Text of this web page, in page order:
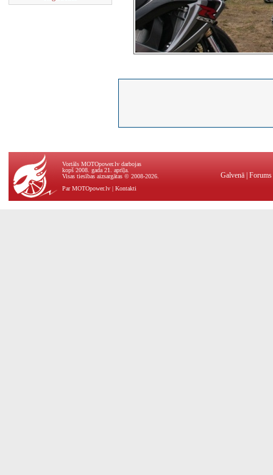
Vortāls MOTOpower.lv darbojas
kopš 2008. gada 21. aprīļa.
Visas tiesības aizsargātas © 2008-2026.
Par MOTOpower.lv | Kontakti
Galvenā Forums